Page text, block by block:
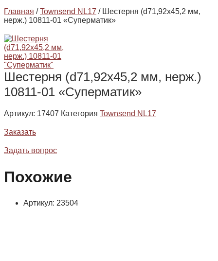
Главная /Townsend NL17 / Шестерня (d71,92х45,2 мм,
нерж.) 10811-01 «Суперматик»
Шестерня (d71,92х45,2 мм, нерж.)
10811-01 «Суперматик»
Артикул: 17407 Категория Townsend NL17
Заказать
Задать вопрос
Похожие
Артикул: 23504